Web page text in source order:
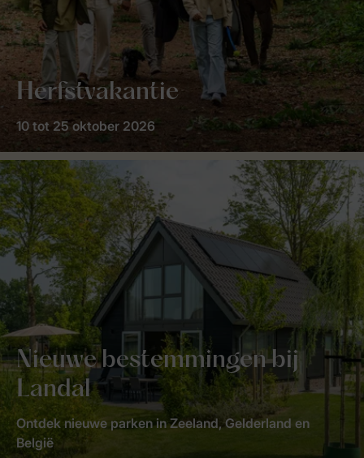
Herfstvakantie
10 tot 25 oktober 2026
Nieuwe bestemmingen bij
Landal
Ontdek nieuwe parken in Zeeland, Gelderland en
België